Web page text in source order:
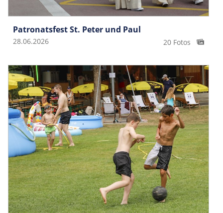
Patronatsfest St. Peter und Paul
28.06.2026 20 Fotos